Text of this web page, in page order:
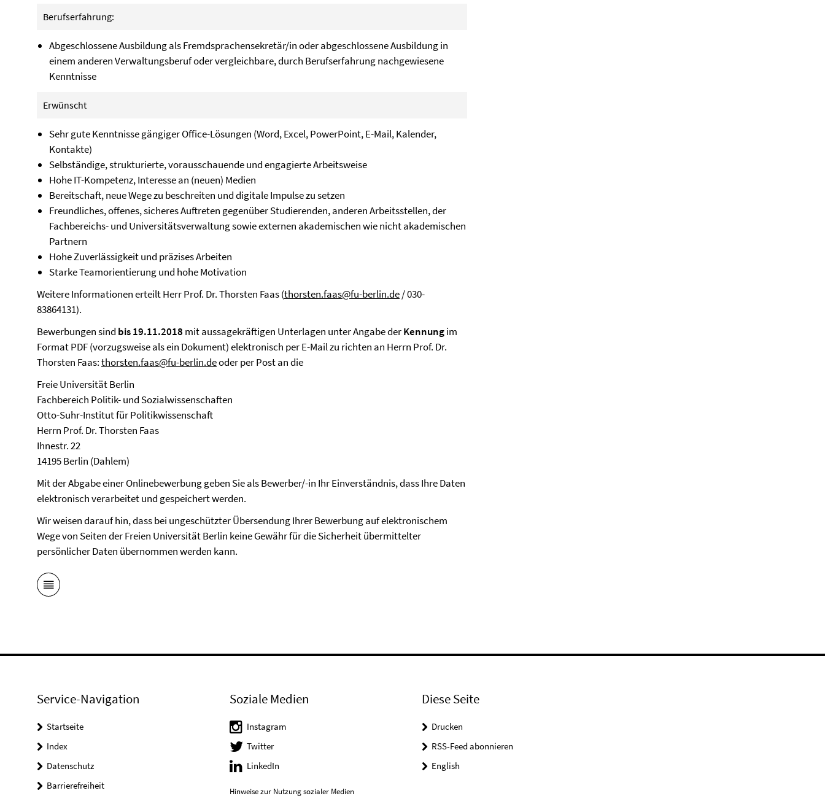
Berufserfahrung:
Abgeschlossene Ausbildung als Fremdsprachensekretär/in oder abgeschlossene Ausbildung in
einem anderen Verwaltungsberuf oder vergleichbare, durch Berufserfahrung nachgewiesene
Kenntnisse
Erwünscht
Sehr gute Kenntnisse gängiger Office-Lösungen (Word, Excel, PowerPoint, E-Mail, Kalender,
Kontakte)
Selbständige, strukturierte, vorausschauende und engagierte Arbeitsweise
Hohe IT-Kompetenz, Interesse an (neuen) Medien
Bereitschaft, neue Wege zu beschreiten und digitale Impulse zu setzen
Freundliches, offenes, sicheres Auftreten gegenüber Studierenden, anderen Arbeitsstellen, der
Fachbereichs- und Universitätsverwaltung sowie externen akademischen wie nicht akademischen
Partnern
Hohe Zuverlässigkeit und präzises Arbeiten
Starke Teamorientierung und hohe Motivation
Weitere Informationen erteilt Herr Prof. Dr. Thorsten Faas (thorsten.faas@fu-berlin.de/ 030-
83864131).
Bewerbungen sind bis 19.11.2018 mit aussagekräftigen Unterlagen unter Angabe derKennungim
Format PDF (vorzugsweise als ein Dokument) elektronisch per E-Mail zu richten an Herrn Prof. Dr.
Thorsten Faas:thorsten.faas@fu-berlin.deoder per Post an die
Freie Universität Berlin
Fachbereich Politik- und Sozialwissenschaften
Otto-Suhr-Institut für Politikwissenschaft
Herrn Prof. Dr. Thorsten Faas
Ihnestr. 22
14195 Berlin (Dahlem)
Mit der Abgabe einer Onlinebewerbung geben Sie als Bewerber/-in Ihr Einverständnis, dass Ihre Daten
elektronisch verarbeitet und gespeichert werden.
Wir weisen darauf hin, dass bei ungeschützter Übersendung Ihrer Bewerbung auf elektronischem
Wege von Seiten der Freien Universität Berlin keine Gewähr für die Sicherheit übermittelter
persönlicher Daten übernommen werden kann.
Service-Navigation
Startseite
Index
Datenschutz
Barrierefreiheit
Soziale Medien
Instagram
Twitter
LinkedIn
Hinweise zur Nutzung sozialer Medien
Diese Seite
Drucken
RSS-Feed abonnieren
English